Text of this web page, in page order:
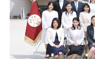
園見学
課外教室
個人情報保護方針